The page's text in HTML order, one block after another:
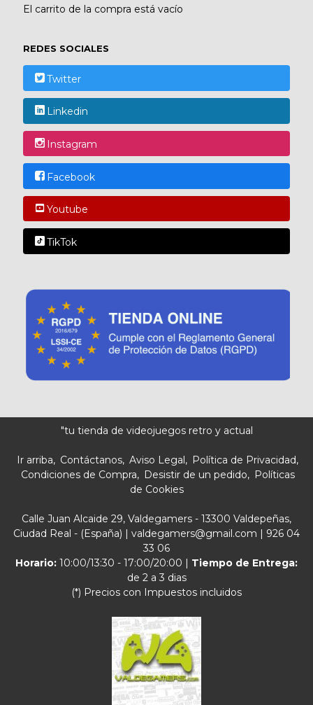
El carrito de la compra está vacío
REDES SOCIALES
Twitter
Linkedin
Instagram
Facebook
Youtube
TikTok
"tu tienda de videojuegos retro y actual
Ir arriba Contáctanos Aviso Legal
Política de Privacidad
Condiciones de Compra
Desistir de un pedido
Políticas
de Cookies
Calle Juan Alcaide 29, Valdegamers - 13300 Valdepeñas,
Ciudad Real - (España) | valdegamers@gmail.com | 926 04
33 06
Horario: 10:00/13:30 - 17:00/20:00 | Tiempo de Entrega:
de 2 a 3 dias
(*) Precios con Impuestos incluidos